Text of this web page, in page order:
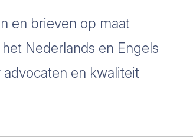
en brieven op maat
Nederlands en Engels
en kwaliteit